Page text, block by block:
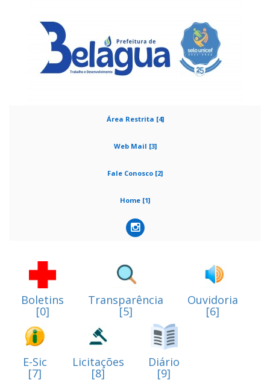
Área Restrita [4]
Web Mail [3]
Fale Conosco [2]
Home [1]
Boletins
[0]
Transparência
[5]
Ouvidoria
[6]
E-Sic
[7]
Licitações
[8]
Diário
[9]